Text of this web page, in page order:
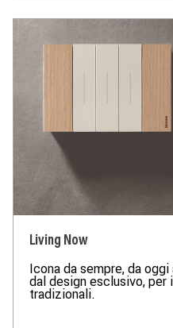
Living Now
Icona da sempre, da
dal design esclusivo,
tradizionali.